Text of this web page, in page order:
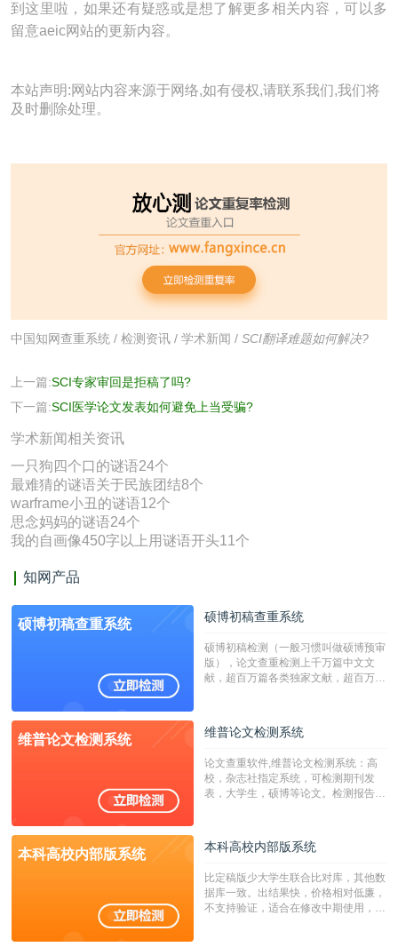
到这里啦，如果还有疑惑或是想了解更多相关内容，可以多
留意aeic网站的更新内容。
本站声明:网站内容来源于网络,如有侵权,请联系我们,我们将
及时删除处理。
中国知网查重系统 / 检测资讯 / 学术新闻 / SCI翻译难题如何解决?
上一篇:SCI专家审回是拒稿了吗?
下一篇:SCI医学论文发表如何避免上当受骗?
学术新闻相关资讯
一只狗四个口的谜语24个
最难猜的谜语关于民族团结8个
warframe小丑的谜语12个
思念妈妈的谜语24个
我的自画像450字以上用谜语开头11个
知网产品
硕博初稿查重系统 硕博初稿查重系统
硕博初稿检测（一般习惯叫做硕博预审
版），论文查重检测上千万篇中文文
献，超百万篇各类独家文献，超百万港
校用来检测硕博论文的系统，检测范围
广，数据来源真实，检测算法合理!本
字符数30万）
维普论文检测系统 维普论文检测系统
论文查重软件,维普论文检测系统：高
校，杂志社指定系统，可检测期刊发
表，大学生，硕博等论文。检测报告支
本科高校内部版系统 本科高校内部版系统
比定稿版少大学生联合比对库，其他数
据库一致。出结果快，价格相对低廉，
不支持验证，适合在修改中期使用，定